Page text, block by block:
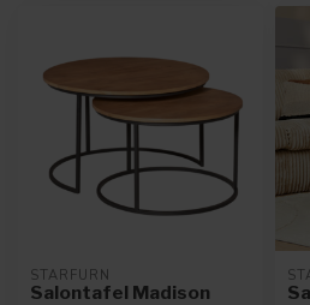
STARFURN
Salontafel Madison